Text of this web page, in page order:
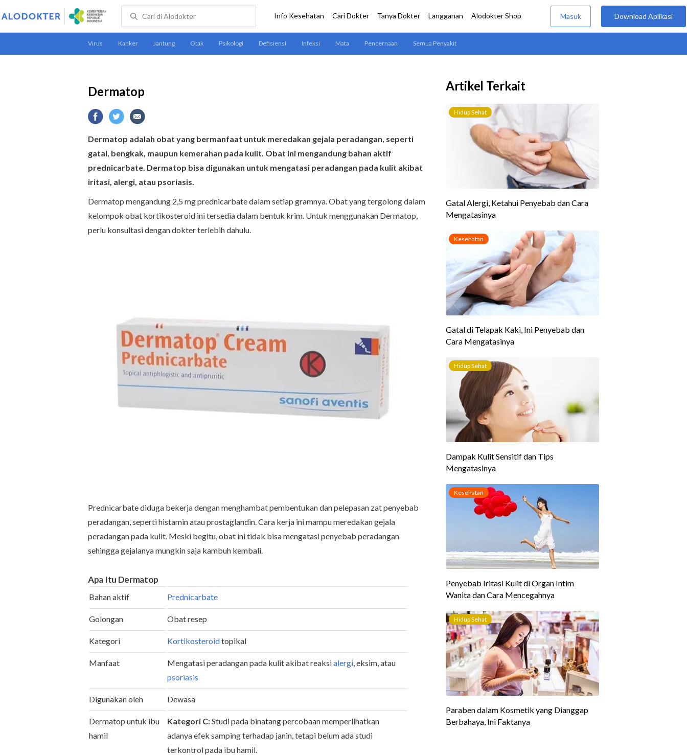
Dermatop
Dermatop adalah obat yang bermanfaat untuk meredakan gejala peradangan, seperti
gatal, bengkak, maupun kemerahan pada kulit. Obat ini mengandung bahan aktif
prednicarbate. Dermatop bisa digunakan untuk mengatasi peradangan pada kulit akibat
iritasi, alergi, atau psoriasis.
Dermatop mengandung 2,5 mg prednicarbate dalam setiap gramnya. Obat yang tergolong dalam
kelompok obat kortikosteroid ini tersedia dalam bentuk krim. Untuk menggunakan Dermatop,
perlu konsultasi dengan dokter terlebih dahulu.
Prednicarbate diduga bekerja dengan menghambat pembentukan dan pelepasan zat penyebab
peradangan, seperti histamin atau prostaglandin. Cara kerja ini mampu meredakan gejala
peradangan pada kulit. Meski begitu, obat ini tidak bisa mengatasi penyebab peradangan
sehingga gejalanya mungkin saja kambuh kembali.
Apa Itu Dermatop
Bahan aktif Prednicarbate
Golongan Obat resep
Kategori Kortikosteroidtopikal
Manfaat Mengatasi peradangan pada kulit akibat reaksialergi, eksim, atau
psoriasis
Digunakan oleh Dewasa
Dermatop untuk ibu
hamil
Kategori C:Studi pada binatang percobaan memperlihatkan
adanya efek samping terhadap janin, tetapi belum ada studi
terkontrol pada ibu hamil.
Artikel Terkait